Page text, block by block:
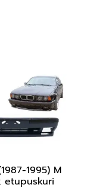
1995) M
etupuskuri